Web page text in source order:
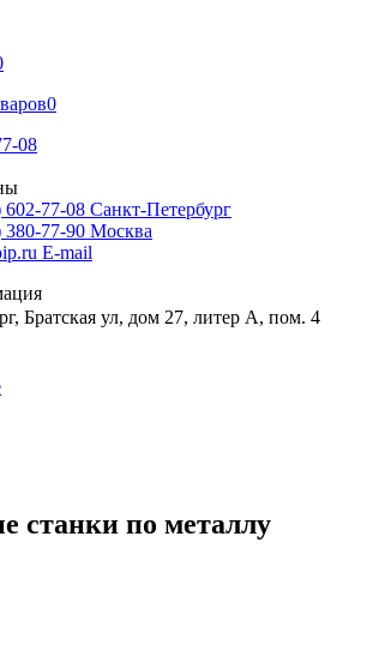
0
08
602-77-08 Санкт-Петербург
380-77-90 Москва
E-mail
Братская ул, дом 27, литер А, пом. 4
станки по металлу